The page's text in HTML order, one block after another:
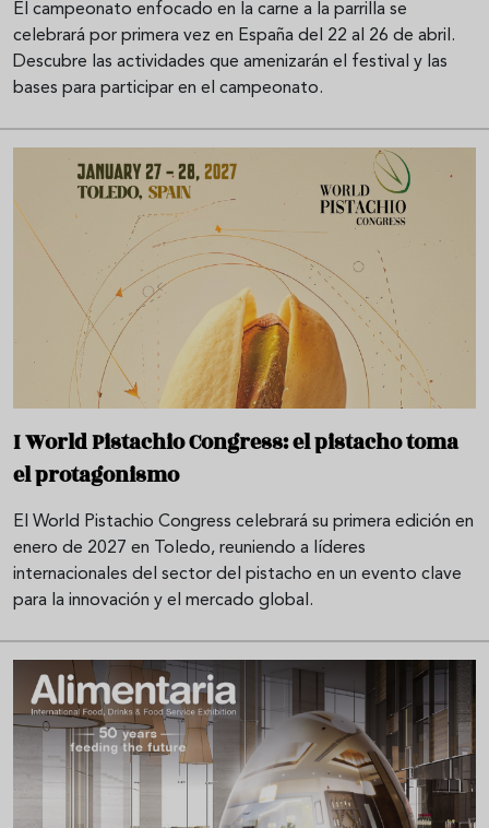
El campeonato enfocado en la carne a la parrilla se
celebrará por primera vez en España del 22 al 26 de abril.
Descubre las actividades que amenizarán el festival y las
bases para participar en el campeonato.
I World Pistachio Congress: el pistacho toma
el protagonismo
El World Pistachio Congress celebrará su primera edición en
enero de 2027 en Toledo, reuniendo a líderes
internacionales del sector del pistacho en un evento clave
para la innovación y el mercado global.